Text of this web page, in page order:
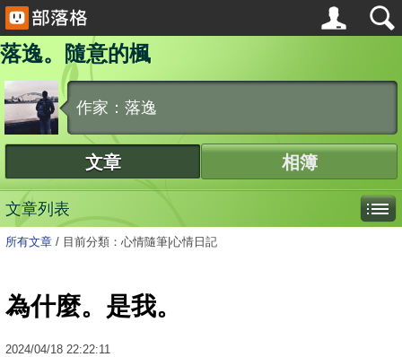
落逸。隨意的楓
作家：落逸
文章 相簿
文章列表
所有文章 / 目前分類：心情隨筆|心情日記
為什麼。是我。
2024/04/18 22:22:11